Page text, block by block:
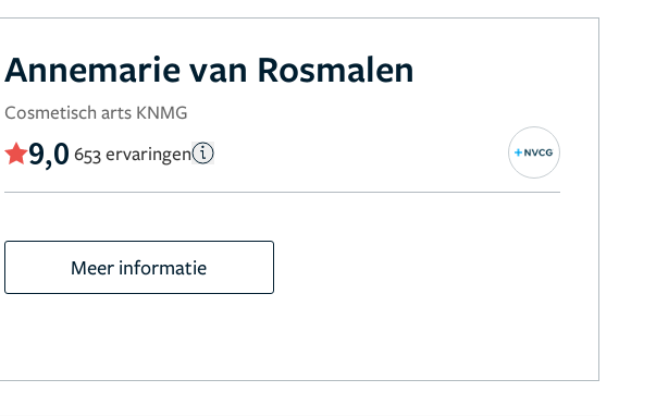
Annemarie van Rosmalen
Cosmetisch arts KNMG
9,0 653 ervaringen
Meer informatie